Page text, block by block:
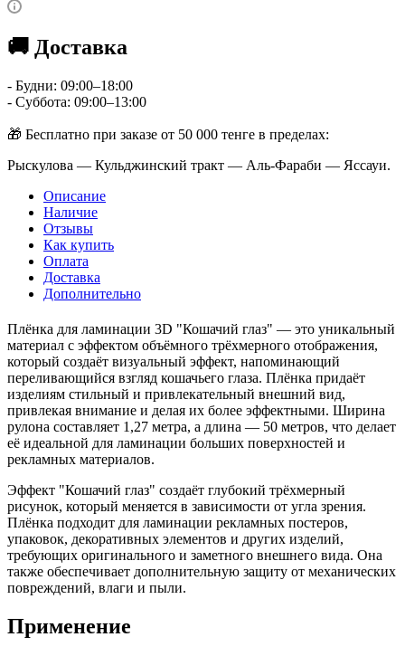
🚚 Доставка
- Будни: 09:00–18:00
- Суббота: 09:00–13:00
🎁 Бесплатно при заказе от 50 000 тенге в пределах:
Рыскулова — Кульджинский тракт — Аль-Фараби — Яссауи.
Описание
Наличие
Отзывы
Как купить
Оплата
Доставка
Дополнительно
Плёнка для ламинации 3D "Кошачий глаз" — это уникальный
материал с эффектом объёмного трёхмерного отображения,
который создаёт визуальный эффект, напоминающий
переливающийся взгляд кошачьего глаза. Плёнка придаёт
изделиям стильный и привлекательный внешний вид,
привлекая внимание и делая их более эффектными. Ширина
рулона составляет 1,27 метра, а длина — 50 метров, что делает
её идеальной для ламинации больших поверхностей и
рекламных материалов.
Эффект "Кошачий глаз" создаёт глубокий трёхмерный
рисунок, который меняется в зависимости от угла зрения.
Плёнка подходит для ламинации рекламных постеров,
упаковок, декоративных элементов и других изделий,
требующих оригинального и заметного внешнего вида. Она
также обеспечивает дополнительную защиту от механических
повреждений, влаги и пыли.
Применение